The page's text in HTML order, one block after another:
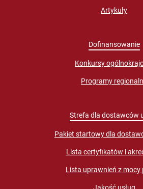
Artykuły
Dofinansowanie
Konkursy
Programy
Strefa dla dostawców
Pakiet startowy dla
Lista certyfikatów i
Lista uprawnień z mocy